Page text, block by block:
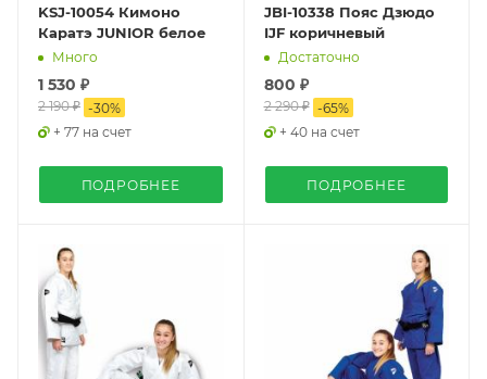
KSJ-10054 Кимоно
Каратэ JUNIOR белое
Много
1 530 ₽
2 190 ₽ -30%
+ 77 на счет
ПОДРОБНЕЕ
JBI-10338 Пояс Дзюдо
IJF коричневый
Достаточно
800 ₽
2 290 ₽ -65%
+ 40 на счет
ПОДРОБНЕЕ